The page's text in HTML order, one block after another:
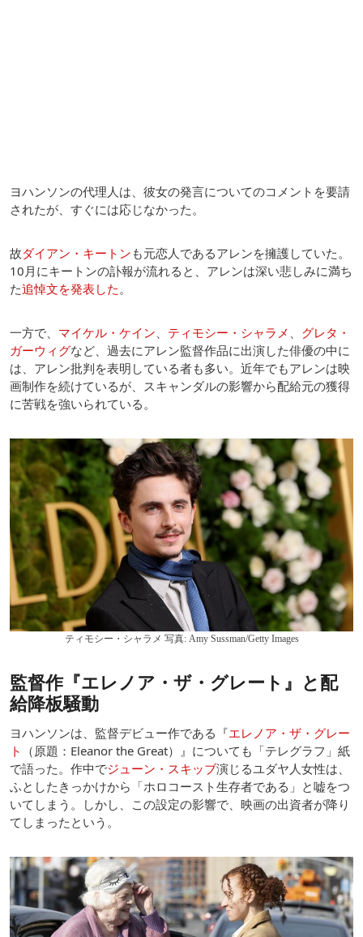
ヨハンソンの代理人は、彼女の発言についてのコメントを要請
されたが、すぐには応じなかった。
故ダイアン・キートン も元恋人であるアレンを擁護していた。
10月にキートンの訃報が流れると、アレンは深い悲しみに満ち
た追悼文を発表した 。
一方で、 マイケル・ケイン ティモシー・シャラメ
グレタ・
ガーウィグなど、過去にアレン監督作品に出演した俳優の中に
は、アレン批判を表明している者も多い。近年でもアレンは映
画制作を続けているが、スキャンダルの影響から配給元の獲得
に苦戦を強いられている。
ティモシー・シャラメ 写真: Amy Sussman/Getty Images
監督作『エレノア・ザ・グレート』と配
給降板騒動
ヨハンソンは、監督デビュー作である『エレノア・ザ・グレー
ト （原題：Eleanor the Great）』についても「テレグラフ」紙
で語った。作中でジューン・スキッブ演じるユダヤ人女性は、
ふとしたきっかけから「ホロコースト生存者である」と嘘をつ
いてしまう。しかし、この設定の影響で、映画の出資者が降り
てしまったという。